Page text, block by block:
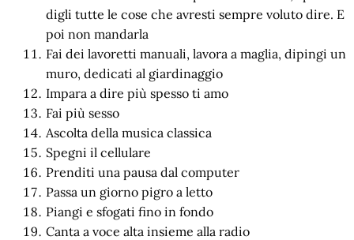
digli tutte le cose che avresti sempre voluto dire. E
poi non mandarla
Fai dei lavoretti manuali, lavora a maglia, dipingi un
muro, dedicati al giardinaggio
Impara a dire più spesso ti amo
Fai più sesso
Ascolta della musica classica
Spegni il cellulare
Prenditi una pausa dal computer
Passa un giorno pigro a letto
Piangi e sfogati fino in fondo
Canta a voce alta insieme alla radio